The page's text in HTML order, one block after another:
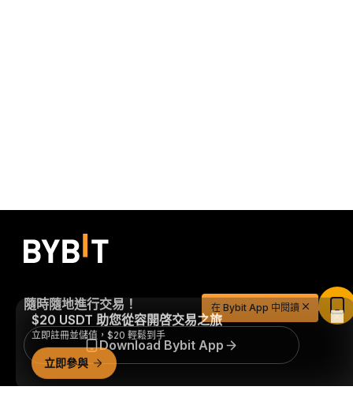
隨時隨地進行交易！
Download Bybit App
$20 USDT 助您從容開啓交易之旅
立即註冊並儲值，$20 輕鬆到手
立即參與
在 Bybit App 中閱讀